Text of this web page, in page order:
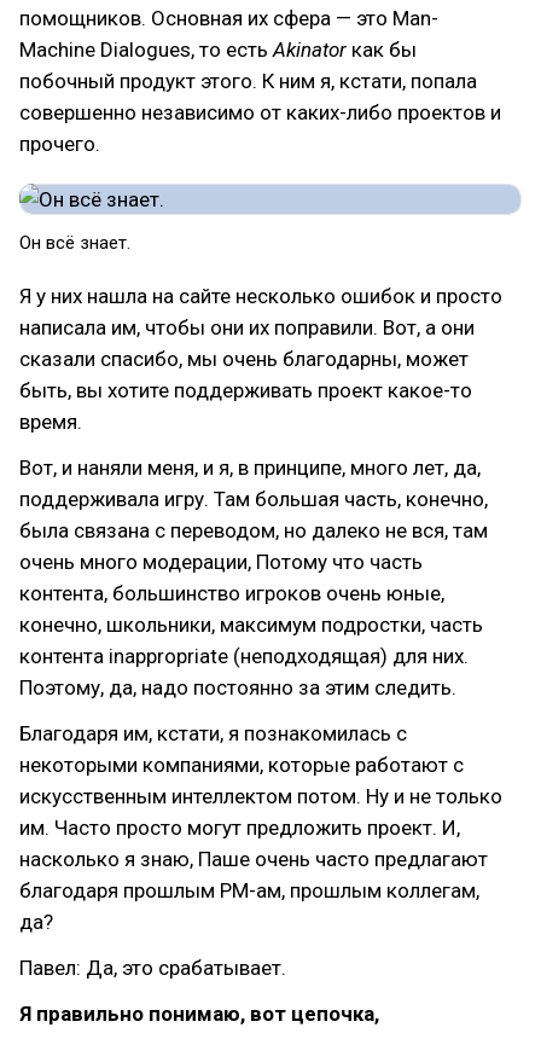
помощников. Основная их сфера — это Man-
Machine Dialogues, то есть Akinator как бы
побочный продукт этого. К ним я, кстати, попала
совершенно независимо от каких-либо проектов и
прочего.
Он всё знает.
Я у них нашла на сайте несколько ошибок и просто
написала им, чтобы они их поправили. Вот, а они
сказали спасибо, мы очень благодарны, может
быть, вы хотите поддерживать проект какое-то
время.
Вот, и наняли меня, и я, в принципе, много лет, да,
поддерживала игру. Там большая часть, конечно,
была связана с переводом, но далеко не вся, там
очень много модерации, Потому что часть
контента, большинство игроков очень юные,
конечно, школьники, максимум подростки, часть
контента inappropriate (неподходящая) для них.
Поэтому, да, надо постоянно за этим следить.
Благодаря им, кстати, я познакомилась с
некоторыми компаниями, которые работают с
искусственным интеллектом потом. Ну и не только
им. Часто просто могут предложить проект. И,
насколько я знаю, Паше очень часто предлагают
благодаря прошлым PM-ам, прошлым коллегам,
да?
Павел: Да, это срабатывает.
Я правильно понимаю, вот цепочка,